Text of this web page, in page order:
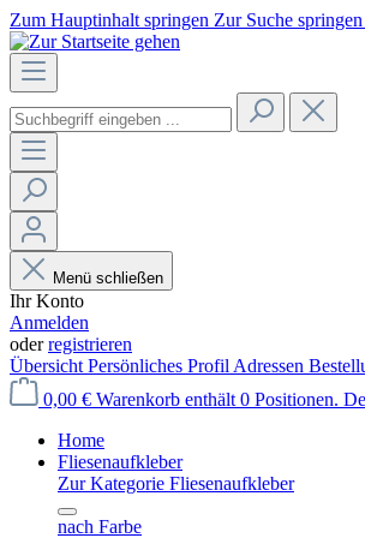
Zum Hauptinhalt springen Zur Suche springen
Menü schließen
Ihr Konto
Anmelden
oderregistrieren
Übersicht Persönliches Profil Adressen
0,00 € Warenkorb enthält 0 Positionen.
Home
Fliesenaufkleber
Zur Kategorie Fliesenaufkleber
nach Farbe